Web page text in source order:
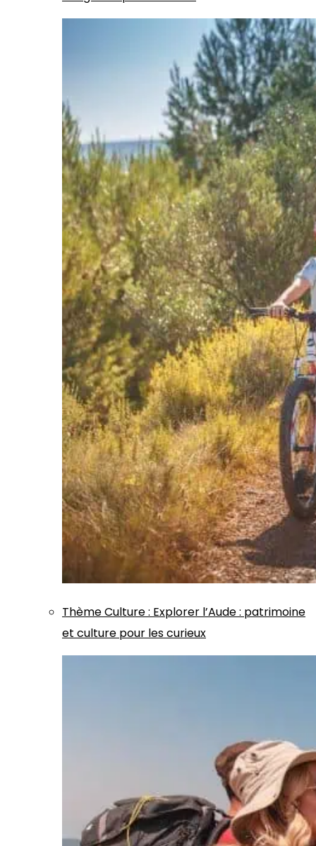
ThèmeCulture: Explorer l’Aude : patrimoine
et culture pour les curieux